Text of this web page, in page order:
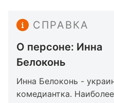
СПРАВКА
О персоне: Инна
Белоконь
Инна Белоконь -
комедиантка.